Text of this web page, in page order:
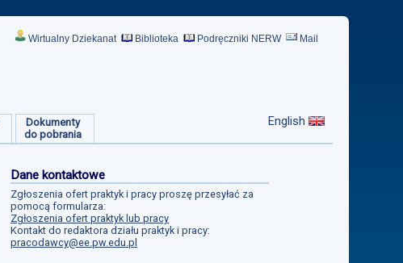
Wirtualny Dziekanat Biblioteka Podręczniki NERW Mail
Dokumenty
do pobrania
English
Dane kontaktowe
Zgłoszenia ofert praktyk i pracy proszę przesyłać za
pomocą formularza:
Zgłoszenia ofert praktyk lub pracy
Kontakt do redaktora działu praktyk i pracy:
pracodawcy@ee.pw.edu.pl